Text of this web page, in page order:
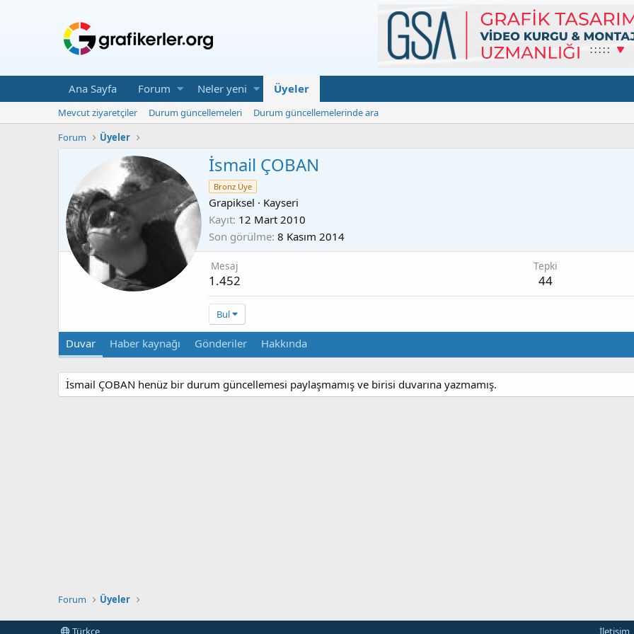
Ana Sayfa Forum Neler yeni Üyeler
Mevcut ziyaretçiler Durum güncellemeleri
Durum güncellemelerinde ara
Forum
Üyeler
İsmail ÇOBAN
Bronz Üye
Grapiksel · Kayseri
Kayıt 12 Mart 2010
Son görülme 8 Kasım 2014
Mesaj
1.452
Tepki
44
Bul
Duvar Haber kaynağı Gönderiler Hakkında
İsmail ÇOBAN henüz bir durum güncellemesi paylaşmamış ve birisi duvarına yazmamış.
Forum Üyeler
Türkçe İletişim